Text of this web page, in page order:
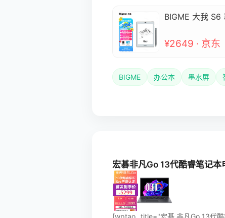
BIGME 大我 S6
¥2649 · 京东
BIGME 办公本 墨水屏
宏碁非凡Go 13代酷睿笔记